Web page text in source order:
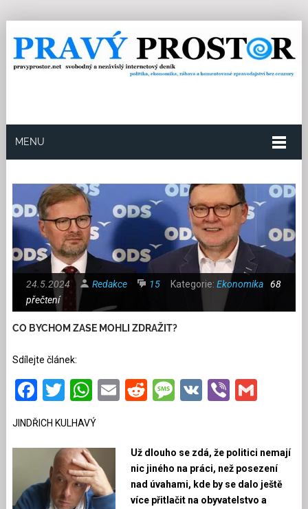
MENU
24.5.2024 Redakce 15 Kategorie: Ekonomika
68
přečtení
CO BYCHOM ZASE MOHLI ZDRAŽIT?
Sdílejte článek:
Facebook
Twitter
WhatsApp
EmailRedditMessage
VKViber
JINDŘICH KULHAVÝ
Už dlouho se zdá, že politici nemají
nic jiného na práci, než posezení
nad úvahami, kde by se dalo ještě
více přitlačit na obyvatelstvo a